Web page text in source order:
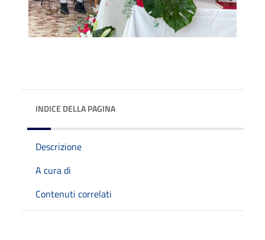
INDICE DELLA PAGINA
Descrizione
A cura di
Contenuti correlati